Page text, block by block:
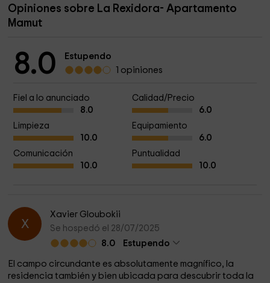
Opiniones sobre La Rexidora- Apartamento
Mamut
8.0
Estupendo
1 opiniones
Fiel a lo anunciado
8.0
Calidad/Precio
6.0
Limpieza
10.0
Equipamiento
6.0
Comunicación
10.0
Puntualidad
10.0
X
Xavier Gloubokii
Se hospedó el 28/07/2025
8.0
Estupendo
El campo circundante es absolutamente magnífico, la
residencia también y bien ubicada para descubrir toda la